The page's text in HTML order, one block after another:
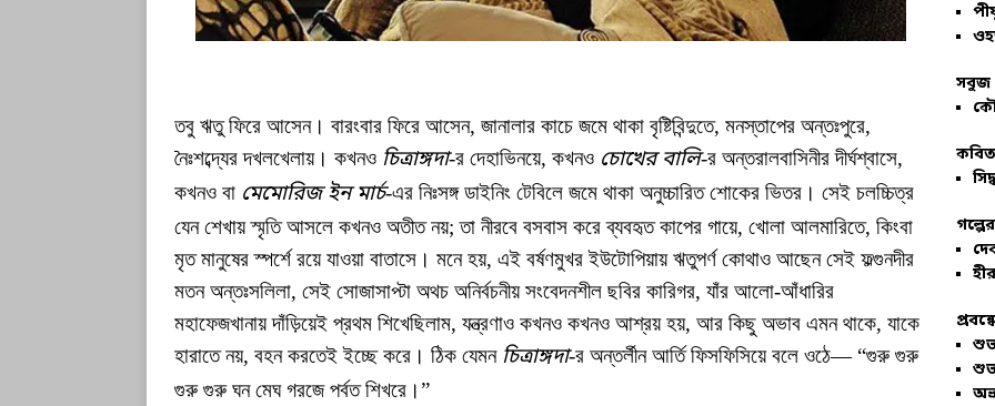
তবু ঋতু ফিরে আসেন। বারংবার ফিরে আসেন, জানালার কাচে জমে থাকা বৃষ্টিবিন্দুতে, মনস্তাপের অন্তঃপুরে,
নৈঃশব্দ্যের দখলখেলায়। কখনও চিত্রাঙ্গদা-র দেহাভিনয়ে, কখনও চোখের বালি-র অন্তরালবাসিনীর দীর্ঘশ্বাসে,
কখনও বা মেমোরিজ ইন মার্চ-এর নিঃসঙ্গ ডাইনিং টেবিলে জমে থাকা অনুচ্চারিত শোকের ভিতর। সেই চলচ্চিত্র
যেন শেখায় স্মৃতি আসলে কখনও অতীত নয়; তা নীরবে বসবাস করে ব্যবহৃত কাপের গায়ে, খোলা আলমারিতে, কিংবা
মৃত মানুষের স্পর্শে রয়ে যাওয়া বাতাসে। মনে হয়, এই বর্ষণমুখর ইউটোপিয়ায় ঋতুপর্ণ কোথাও আছেন সেই ফল্গুনদীর
মতন অন্তঃসলিলা, সেই সোজাসাপ্টা অথচ অনির্বচনীয় সংবেদনশীল ছবির কারিগর, যাঁর আলো-আঁধারির
মহাফেজখানায় দাঁড়িয়েই প্রথম শিখেছিলাম, যন্ত্রণাও কখনও কখনও আশ্রয় হয়, আর কিছু অভাব এমন থাকে, যাকে
হারাতে নয়, বহন করতেই ইচ্ছে করে। ঠিক যেমন চিত্রাঙ্গদা-র অন্তর্লীন আর্তি ফিসফিসিয়ে বলে ওঠে— “গুরু গুরু
গুরু গুরু ঘন মেঘ গরজে পর্বত শিখরে।”
সবুজ